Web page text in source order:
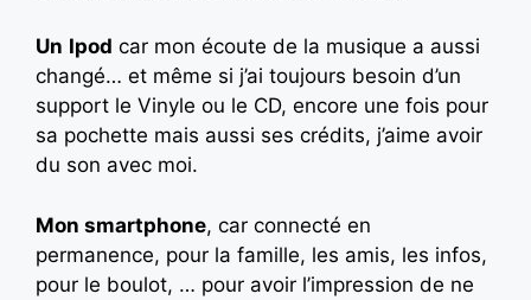
Un Ipod car mon écoute de la musique a aussi
changé… et même si j’ai toujours besoin d’un
support le Vinyle ou le CD, encore une fois pour
sa pochette mais aussi ses crédits, j’aime avoir
du son avec moi.
Mon smartphone, car connecté en
permanence, pour la famille, les amis, les infos,
pour le boulot, … pour avoir l’impression de ne